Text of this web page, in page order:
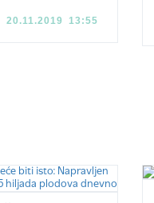
20.11.2019 13:55